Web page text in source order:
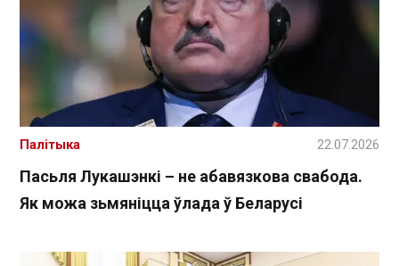
Пасьля Лукашэнкі – не абавязкова свабода.
Як можа зьмяніцца ўлада ў Беларусі
Палітыка 22.07.2026